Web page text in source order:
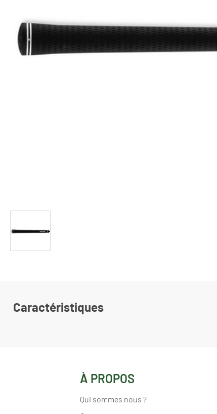
Caractéristiques
À PROPOS
Qui sommes nous ?